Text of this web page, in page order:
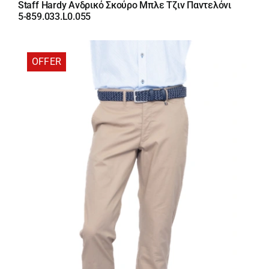
was:
τιμή
Staff Hardy Ανδρικό Σκούρο Μπλε Τζιν Παντελόνι
5-859.033.L0.055
OFFER